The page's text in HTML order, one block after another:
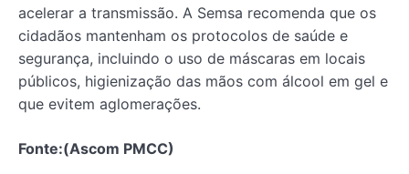
acelerar a transmissão. A Semsa recomenda que os
cidadãos mantenham os protocolos de saúde e
segurança, incluindo o uso de máscaras em locais
públicos, higienização das mãos com álcool em gel e
que evitem aglomerações.
Fonte:(Ascom PMCC)